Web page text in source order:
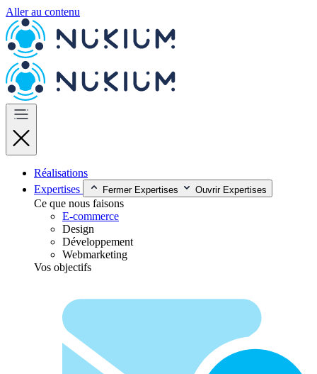
Aller au contenu
Réalisations
Expertises
Fermer Expertises Ouvrir Expertises
Ce que nous faisons
E-commerce
Design
Développement
Webmarketing
Vos objectifs